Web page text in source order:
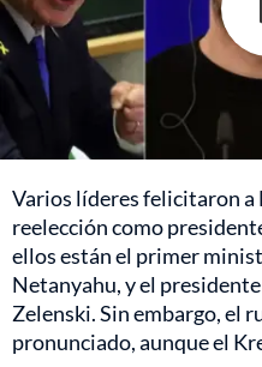
Varios líderes felicitaron a
reelección como
ellos están el primer
Netanyahu, y el
Zelenski. Sin embargo, el
pronunciado, aunque el